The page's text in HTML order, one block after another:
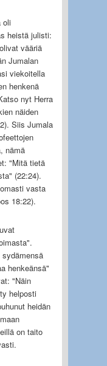
oli
heistä julisti:
vääriä
Jumalan
viekoitella
henkenä
nyt Herra
näiden
Siis Jumala
nämä
"Mitä tietä
(22:24).
vasta
18:22).
henkeänsä"
"Näin
helposti
heidän
on taito